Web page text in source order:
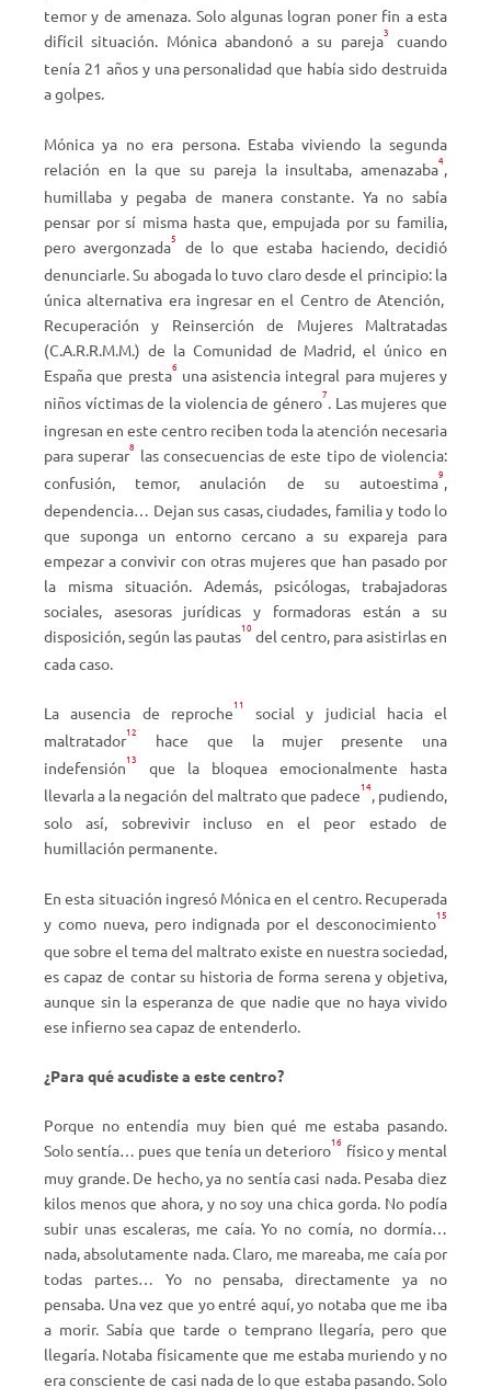
temor y de amenaza. Solo algunas logran poner fin a esta
difícil situación. Mónica abandonó a su pareja3 cuando
tenía 21 años y una personalidad que había sido destruida
a golpes.
Mónica ya no era persona. Estaba viviendo la segunda
relación en la que su pareja la insultaba, amenazaba4,
humillaba y pegaba de manera constante. Ya no sabía
pensar por sí misma hasta que, empujada por su familia,
pero avergonzada5
de lo que estaba haciendo, decidió
denunciarle. Su abogada lo tuvo claro desde el principio: la
única alternativa era ingresar en el Centro de Atención,
Recuperación y Reinserción de Mujeres Maltratadas
(C.A.R.R.M.M.) de la Comunidad de Madrid, el único en
España que presta6 una asistencia integral para mujeres y
niños víctimas de la violencia de género7. Las mujeres que
ingresan en este centro reciben toda la atención necesaria
para superar8 las consecuencias de este tipo de violencia:
confusión, temor, anulación de su autoestima9,
dependencia… Dejan sus casas, ciudades, familia y todo lo
que suponga un entorno cercano a su expareja para
empezar a convivir con otras mujeres que han pasado por
la misma situación. Además, psicólogas, trabajadoras
sociales, asesoras jurídicas y formadoras están a su
disposición, según las pautas10 del centro, para asistirlas en
cada caso.
La ausencia de reproche11
social y judicial hacia el
maltratador12
hace que la mujer presente una
indefensión13
que la bloquea emocionalmente hasta
llevarla a la negación del maltrato que padece14, pudiendo,
solo así, sobrevivir incluso en el peor estado de
humillación permanente.
En esta situación ingresó Mónica en el centro. Recuperada
y como nueva, pero indignada por el desconocimiento15
que sobre el tema del maltrato existe en nuestra sociedad,
es capaz de contar su historia de forma serena y objetiva,
aunque sin la esperanza de que nadie que no haya vivido
ese infierno sea capaz de entenderlo.
¿Para qué acudiste a este centro?
Porque no entendía muy bien qué me estaba pasando.
Solo sentía… pues que tenía un deterioro16 físico y mental
muy grande. De hecho, ya no sentía casi nada. Pesaba diez
kilos menos que ahora, y no soy una chica gorda. No podía
subir unas escaleras, me caía. Yo no comía, no dormía…
nada, absolutamente nada. Claro, me mareaba, me caía por
todas partes… Yo no pensaba, directamente ya no
pensaba. Una vez que yo entré aquí, yo notaba que me iba
a morir. Sabía que tarde o temprano llegaría, pero que
llegaría. Notaba físicamente que me estaba muriendo y no
era consciente de casi nada de lo que estaba pasando. Solo